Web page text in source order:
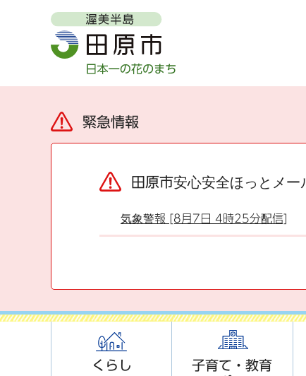
緊急情報
田原市安心安全ほっとメー
気象警報 [8月7日 4時25分配信]
くらし
子育て・教育